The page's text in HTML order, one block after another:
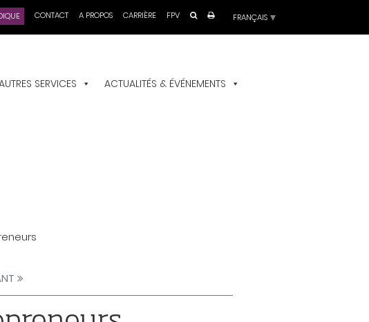
Choisir
CONTACT A PROPOS CARRIÈRE FPV
SERVICES
ACTUALITÉS & ÉVÉNEMENTS